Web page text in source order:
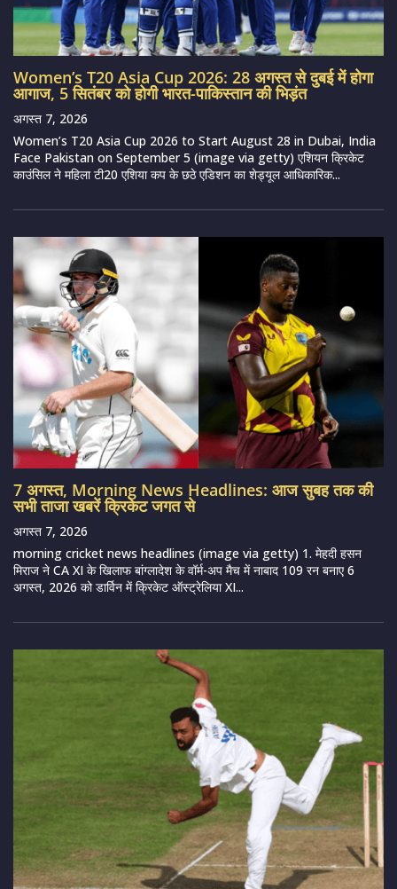
Women’s T20 Asia Cup 2026: 28 अगस्त से दुबई में होगा
आगाज, 5 सितंबर को होगी भारत-पाकिस्तान की भिड़ंत
अगस्त 7, 2026
Women’s T20 Asia Cup 2026 to Start August 28 in Dubai, India
Face Pakistan on September 5 (image via getty) एशियन क्रिकेट
काउंसिल ने महिला टी20 एशिया कप के छठे एडिशन का शेड्यूल आधिकारिक...
7 अगस्त, Morning News Headlines: आज सुबह तक की
सभी ताजा खबरें क्रिकेट जगत से
अगस्त 7, 2026
morning cricket news headlines (image via getty) 1. मेहदी हसन
मिराज ने CA XI के खिलाफ बांग्लादेश के वॉर्म-अप मैच में नाबाद 109 रन बनाए 6
अगस्त, 2026 को डार्विन में क्रिकेट ऑस्ट्रेलिया XI...